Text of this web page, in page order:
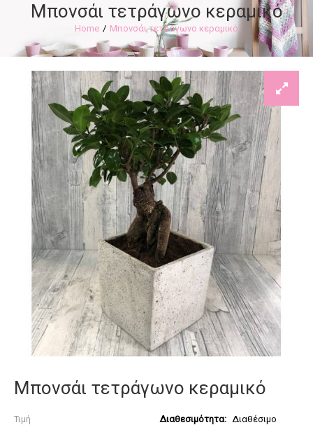
Μπονσάι τετράγωνο κεραμικό
Μπονσάι τετράγωνο κεραμικό
Μπονσάι τετράγωνο κεραμικό
Τιμή Διαθεσιμότητα: Διαθέσιμο